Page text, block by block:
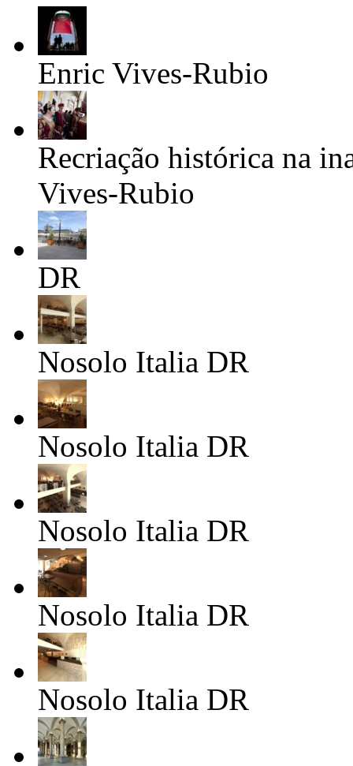
Enric Vives-Rubio
Recriação histórica na
Vives-Rubio
DR
Nosolo Italia DR
Nosolo Italia DR
Nosolo Italia DR
Nosolo Italia DR
Nosolo Italia DR